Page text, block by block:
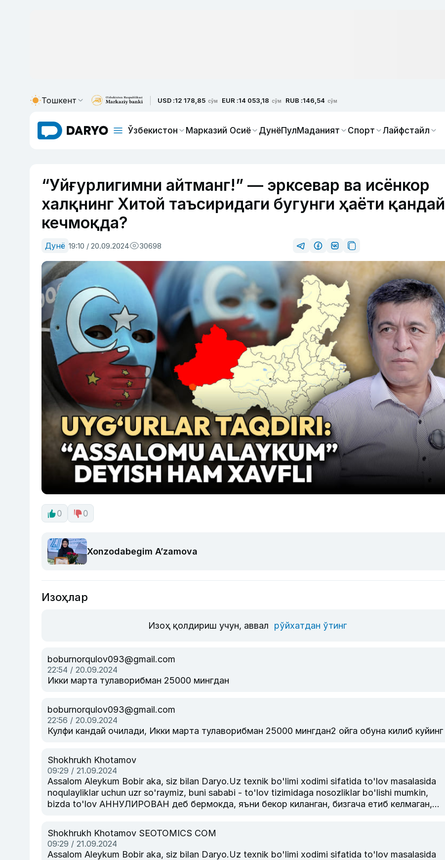
Тошкент USD :12 178,85 сўм EUR :14 053,18 сўм RUB :146,54 сўм
Ўзбекистон Марказий Осиё ДунёПулМаданият Спорт Лайфстайл
“Уйғурлигимни айтманг!” — эрксевар ва исёнкор
халқнинг Хитой таъсиридаги бугунги ҳаёти қандай
кечмоқда?
Дунё 19:10 / 20.09.2024 30698
0 0
Xonzodabegim A’zamova
Изоҳлар
Изоҳ қолдириш учун, аввал рўйхатдан ўтинг
boburnorqulov093@gmail.com
22:54 / 20.09.2024
Икки марта тулаворибман 25000 мингдан
boburnorqulov093@gmail.com
22:56 / 20.09.2024
Кулфи кандай очилади, Икки марта тулаворибман 25000 мингдан2 ойга обуна килиб куйинг
Shokhrukh Khotamov
09:29 / 21.09.2024
Assalom Aleykum Bobir aka, siz bilan Daryo.Uz texnik bo'limi xodimi sifatida to'lov masalasida
noqulayliklar uchun uzr so'raymiz, buni sababi - to'lov tizimidaga nosozliklar bo'lishi mumkin,
bizda to'lov АННУЛИРОВАН деб бермокда, яъни бекор киланган, бизгача етиб келмаган,
Shokhrukh Khotamov SEOTOMICS COM
09:29 / 21.09.2024
Assalom Aleykum Bobir aka, siz bilan Daryo.Uz texnik bo'limi xodimi sifatida to'lov masalasida